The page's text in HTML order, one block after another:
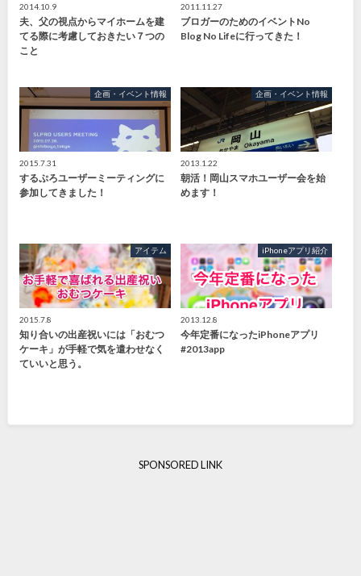
2014.10.9
夫、父の視点からマイホームを建
てる際に考慮しておきたい７つの
こと
2011.11.27
ブロガーのためのイベントNo
Blog No Lifeに行ってきた！
企画・イベント情報
2015.7.31
するぷろユーザーミーティングに
参加してきました！
企画・イベント情報
2013.1.22
朝活！岡山スマホユーザー会を始
めます！
アイテム
2015.7.8
知り合いの出産祝いには「おむつ
ケーキ」が手軽で気を遣わせなく
ていいと思う。
iPhoneアプリ紹介
2013.12.8
今年定番になったiPhoneアプリ
#2013app
SPONSORED LINK